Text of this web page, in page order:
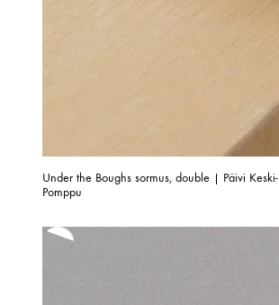
Under the Boughs sormus, double | Päivi Keski-
Pomppu